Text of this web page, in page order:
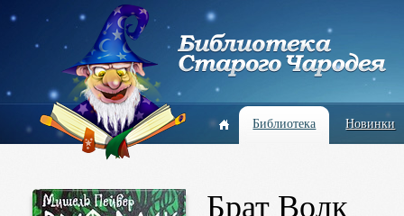
Библиотека Новинки
Брат Волк